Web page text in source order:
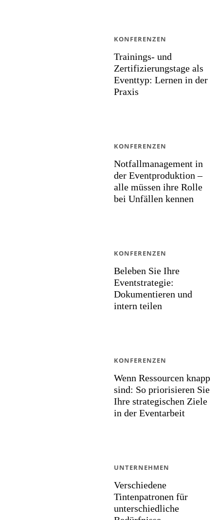
Trainings- und
Zertifizierungstage als
Eventtyp: Lernen in der
Praxis
KONFERENZEN
Notfallmanagement in
der Eventproduktion –
alle müssen ihre Rolle
bei Unfällen kennen
KONFERENZEN
Beleben Sie Ihre
Eventstrategie:
Dokumentieren und
intern teilen
KONFERENZEN
Wenn Ressourcen knapp
sind: So priorisieren Sie
Ihre strategischen Ziele
in der Eventarbeit
KONFERENZEN
Verschiedene
Tintenpatronen für
unterschiedliche
UNTERNEHMEN